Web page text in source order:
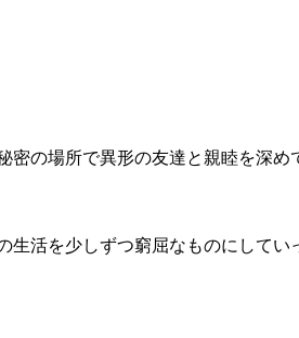
密の場所で異形の友達と親睦を深め
活を少しずつ窮屈なものにしてい